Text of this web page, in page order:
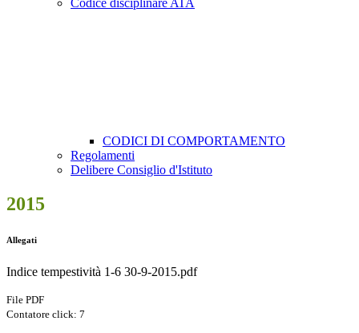
Codice disciplinare ATA
CODICI DI COMPORTAMENTO
Regolamenti
Delibere Consiglio d'Istituto
2015
Allegati
Indice tempestività 1-6 30-9-2015.pdf
File PDF
Contatore click: 7